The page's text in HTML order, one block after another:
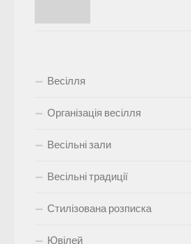
Весілля
Організація весілля
Весільні зали
Весільні традиції
Стилізована розписка
Ювілей